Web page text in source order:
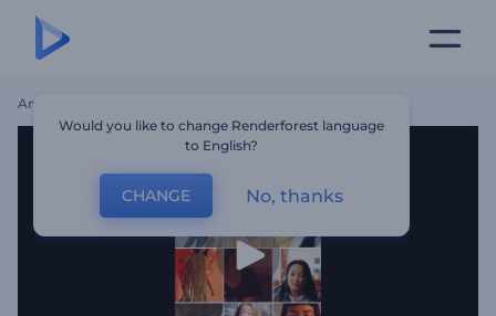
Ana Sayfa
Would you like to change Renderforest language
to English?
CHANGE No, thanks